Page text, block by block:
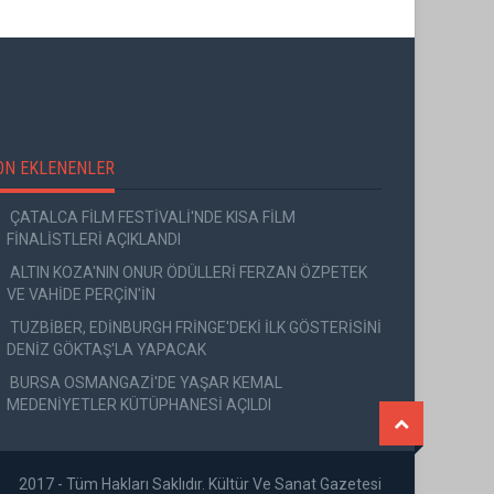
EKLENENLER
ÇATALCA FİLM FESTİVALİ'NDE KISA FİLM
FİNALİSTLERİ AÇIKLANDI
ALTIN KOZA'NIN ONUR ÖDÜLLERİ FERZAN ÖZPETEK
VE VAHİDE PERÇİN'İN
TUZBİBER, EDİNBURGH FRİNGE'DEKİ İLK GÖSTERİSİNİ
DENİZ GÖKTAŞ'LA YAPACAK
BURSA OSMANGAZİ'DE YAŞAR KEMAL
MEDENİYETLER KÜTÜPHANESİ AÇILDI
2017 - Tüm Hakları Saklıdır. Kültür Ve Sanat Gazetesi